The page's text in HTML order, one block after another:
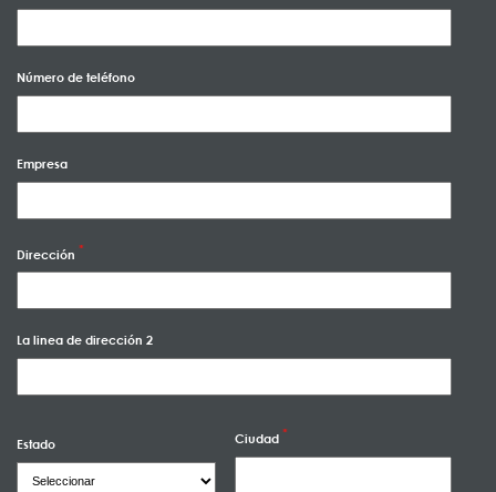
Número de teléfono
Empresa
Dirección
La linea de dirección 2
Estado Ciudad